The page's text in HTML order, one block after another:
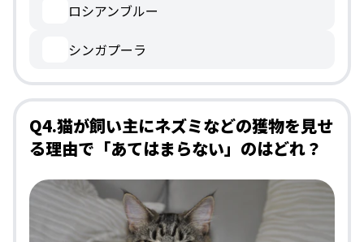
ロシアンブルー
シンガプーラ
Q4.猫が飼い主にネズミなどの獲物を見せ
る理由で「あてはまらない」のはどれ？